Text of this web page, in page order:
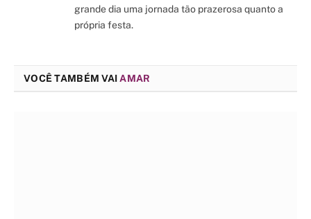
grande dia uma jornada tão prazerosa quanto a
própria festa.
VOCÊ TAMBÉM VAI AMAR